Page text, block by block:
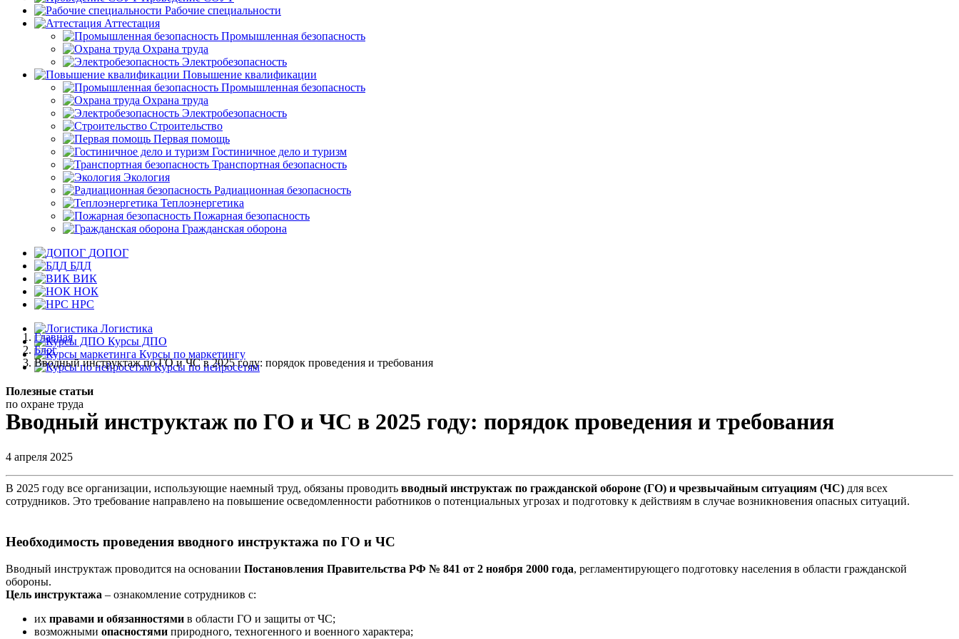
Рабочие специальности
Аттестация
Промышленная безопасность
Охрана труда
Электробезопасность
Повышение квалификации
Промышленная безопасность
Охрана труда
Электробезопасность
Строительство
Первая помощь
Гостиничное дело и туризм
Транспортная безопасность
Экология
Радиационная безопасность
Теплоэнергетика
Пожарная безопасность
Гражданская оборона
ДОПОГ
БДД
ВИК
НОК
НРС
Логистика
Курсы ДПО
Курсы по маркетингу
Курсы по нейросетям
Полезные статьи
по охране труда
Главная
Блог
Вводный инструктаж по ГО и ЧС в 2025 году: порядок проведения и требования
Вводный инструктаж по ГО и ЧС в 2025 году: порядок проведения и требования
4 апреля 2025
В 2025 году все организации, использующие наемный труд, обязаны проводить вводный инструктаж по гражданской обороне (ГО) и чрезвычайным ситуациям (ЧС) для всех
сотрудников. Это требование направлено на повышение осведомленности работников о потенциальных угрозах и подготовку к действиям в случае возникновения опасных ситуаций.
Необходимость проведения вводного инструктажа по ГО и ЧС
Вводный инструктаж проводится на основании Постановления Правительства РФ № 841 от 2 ноября 2000 года, регламентирующего подготовку населения в области гражданской
обороны.
Цель инструктажа – ознакомление сотрудников с:
их правами и обязанностями в области ГО и защиты от ЧС;
возможными опасностями природного, техногенного и военного характера;